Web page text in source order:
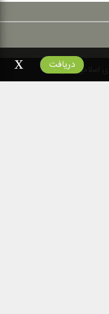
اسلامی ایران است
دریافت x